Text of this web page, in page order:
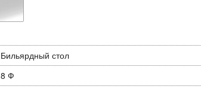
Бильярдный стол
8 Ф